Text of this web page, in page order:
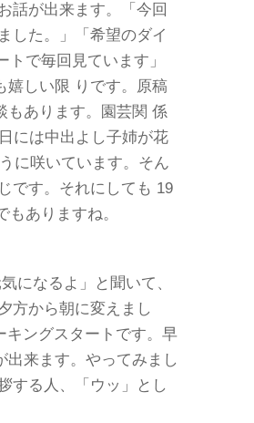
話が出来ます。「今回
した。」「希望のダイ
で毎回見ています」
嬉しい限 りです。原稿
もあります。園芸関 係
には中出よし子姉が花
に咲いています。そん
です。それにしても 19
ありますね。
になるよ」と聞いて、
方から朝に変えまし
キングスタートです。早
出来ます。やってみまし
する人、「ウッ」とし